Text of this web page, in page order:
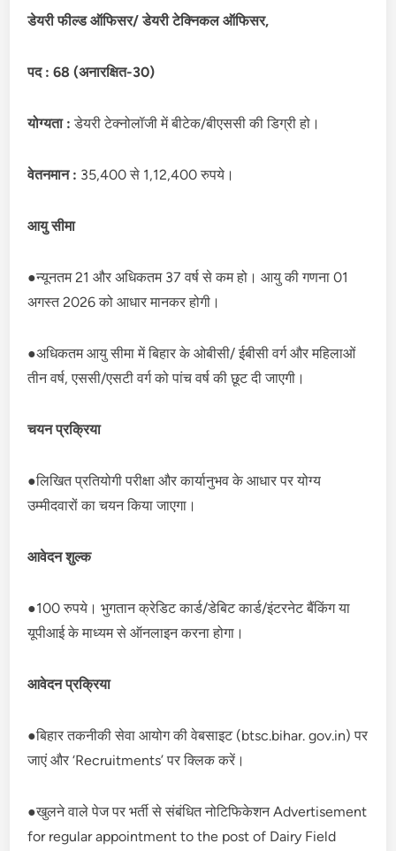
डेयरी फील्ड ऑफिसर/ डेयरी टेक्निकल ऑफिसर,
पद : 68 (अनारक्षित-30)
योग्यता :डेयरी टेक्नोलॉजी में बीटेक/बीएससी की डिग्री हो।
वेतनमान : 35,400 से 1,12,400 रुपये।
आयु सीमा
●न्यूनतम 21 और अधिकतम 37 वर्ष से कम हो। आयु की गणना 01
अगस्त 2026 को आधार मानकर होगी।
●अधिकतम आयु सीमा में बिहार के ओबीसी/ ईबीसी वर्ग और महिलाओं
तीन वर्ष, एससी/एसटी वर्ग को पांच वर्ष की छूट दी जाएगी।
चयन प्रक्रिया
●लिखित प्रतियोगी परीक्षा और कार्यानुभव के आधार पर योग्य
उम्मीदवारों का चयन किया जाएगा।
आवेदन शुल्क
●100 रुपये। भुगतान क्रेडिट कार्ड/डेबिट कार्ड/इंटरनेट बैंकिंग या
यूपीआई के माध्यम से ऑनलाइन करना होगा।
आवेदन प्रक्रिया
●बिहार तकनीकी सेवा आयोग की वेबसाइट (btsc.bihar. gov.in) पर
जाएं और ‘Recruitments’ पर क्लिक करें।
●खुलने वाले पेज पर भर्ती से संबंधित नोटिफिकेशन Advertisement
for regular appointment to the post of Dairy Field